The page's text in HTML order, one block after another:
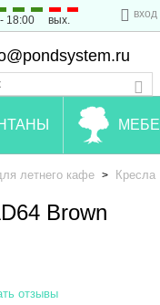
- 18:00 вых.
вход
летнего кафе > Кресла
Brown
отзывы